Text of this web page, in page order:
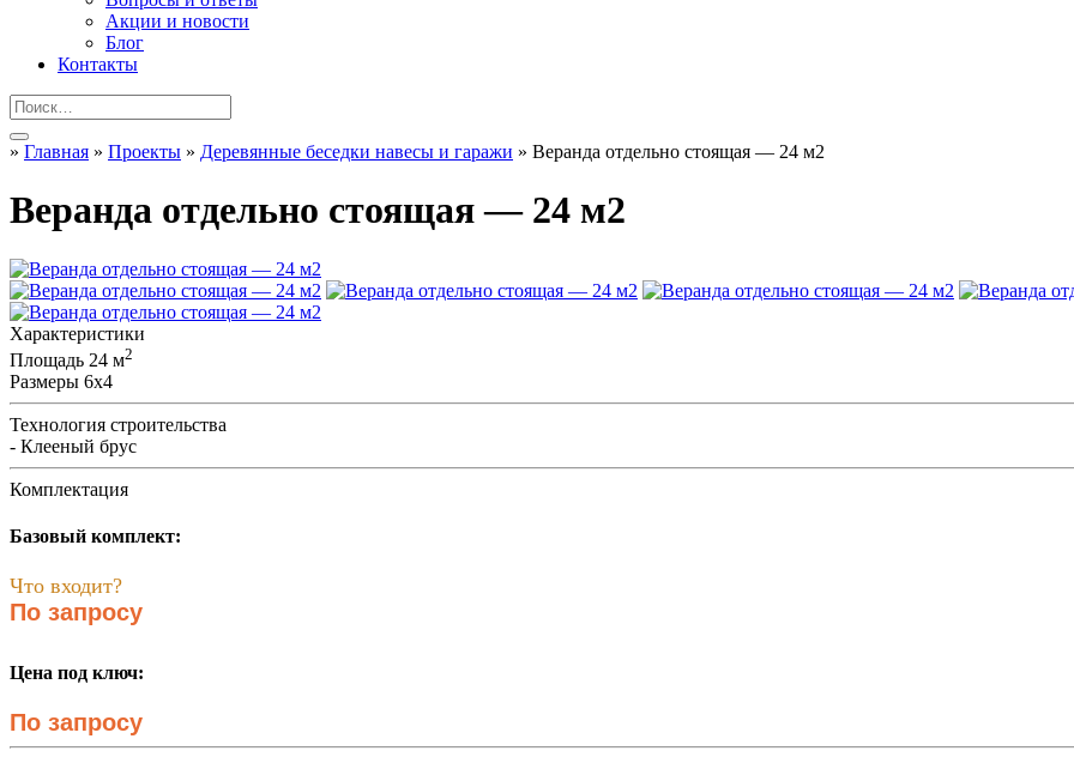
Акции и новости
Блог
Контакты
» Главная » Проекты » Деревянные беседки навесы и гаражи » Веранда отдельно стоящая — 24 м2
Веранда отдельно стоящая — 24 м2
Характеристики
Площадь 24 м2
Размеры 6x4
Технология строительства
- Клееный брус
Комплектация
Базовый комплект:
Что входит?
По запросу
Цена под ключ:
По запросу